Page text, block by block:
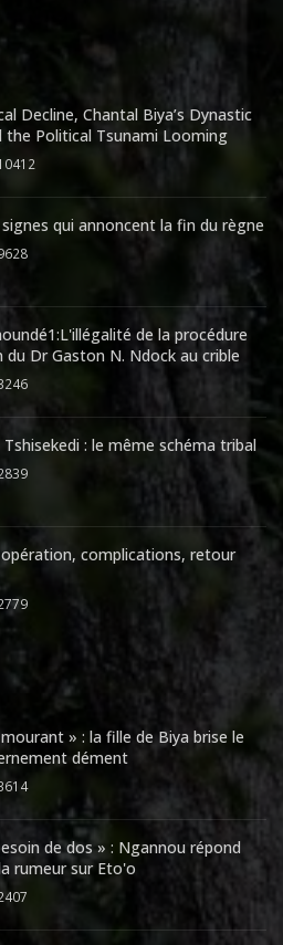
Decline, Chantal Biya’s Dynastic
the Political Tsunami Looming
qui annoncent la fin du règne
de la procédure
Dr Gaston N. Ndock au crible
: le même schéma tribal
opération, complications, retour
» : la fille de Biya brise le
dément
de dos » : Ngannou répond
rumeur sur Eto'o